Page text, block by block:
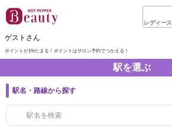
レディース
ゲストさん
ポイントが1%たまる！ ポイントはサロン予約でつかえる！
駅を選ぶ
駅名・路線から探す